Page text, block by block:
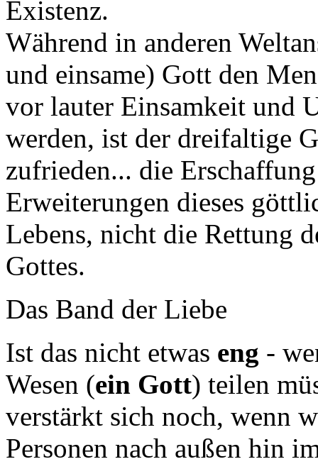
Existenz.
Während in anderen
und einsame) Gott den
vor lauter Einsamkeit und
werden, ist der dreifaltige
zufrieden... die
Erweiterungen dieses
Lebens, nicht die Rettung
Gottes.
Das Band der Liebe
Ist das nicht etwas eng -
Wesen (ein Gott) teilen
verstärkt sich noch, wenn
Personen nach außen hin